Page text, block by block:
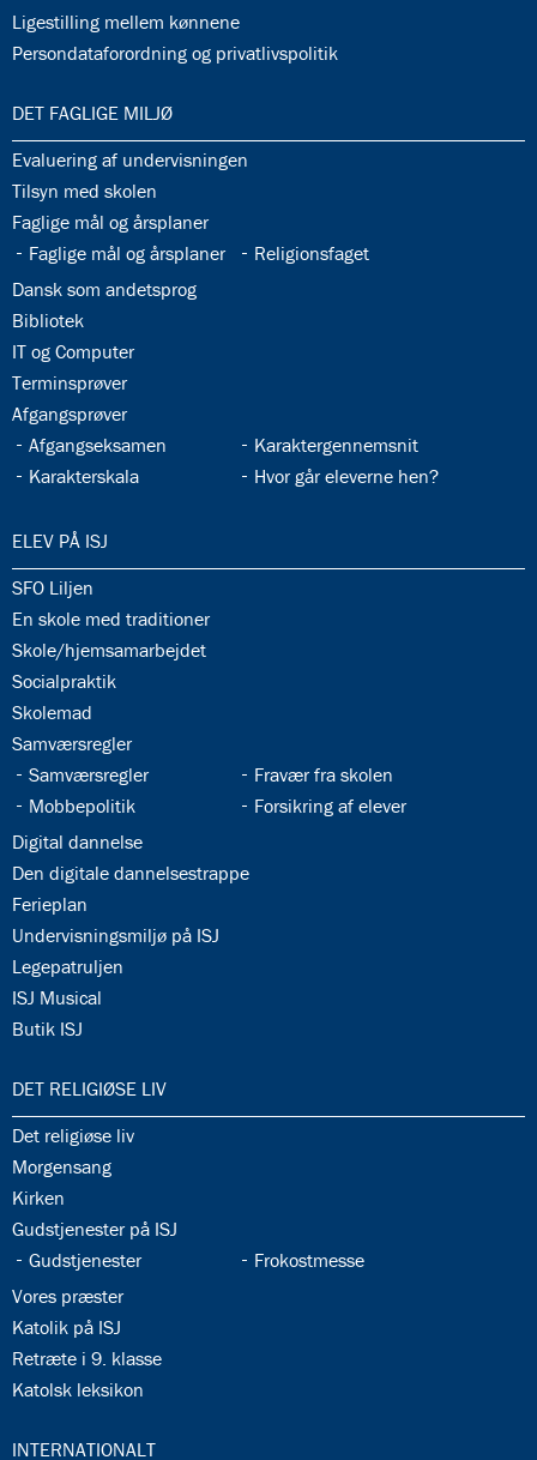
32.36:
Ligestilling mellem kønnene
32.37:
Persondataforordning og privatlivspolitik
33.0:
DET FAGLIGE MILJØ
33.1:
Evaluering af undervisningen
33.2:
Tilsyn med skolen
33.3:
Faglige mål og årsplaner
33.4:
Faglige mål og årsplaner 33.5:
Religionsfaget
33.6:
Dansk som andetsprog
33.7:
Bibliotek
33.8:
IT og Computer
33.9:
Terminsprøver
33.10:
Afgangsprøver
33.11:
Afgangseksamen 33.12:
Karaktergennemsnit
33.13:
Karakterskala 33.14:
Hvor går eleverne hen?
34.0:
ELEV PÅ ISJ
34.1:
SFO Liljen
34.2:
En skole med traditioner
34.3:
Skole/hjemsamarbejdet
34.4:
Socialpraktik
34.5:
Skolemad
34.6:
Samværsregler
34.7:
Samværsregler 34.8:
Fravær fra skolen
34.9:
Mobbepolitik 34.10:
Forsikring af elever
34.11:
Digital dannelse
34.12:
Den digitale dannelsestrappe
34.13:
Ferieplan
34.14:
Undervisningsmiljø på ISJ
34.15:
Legepatruljen
34.16:
ISJ Musical
34.17:
Butik ISJ
35.0:
DET RELIGIØSE LIV
35.1:
Det religiøse liv
35.2:
Morgensang
35.3:
Kirken
35.4:
Gudstjenester på ISJ
35.5:
Gudstjenester 35.6:
Frokostmesse
35.7:
Vores præster
35.8:
Katolik på ISJ
35.9:
Retræte i 9. klasse
35.10:
Katolsk leksikon
36.0:
INTERNATIONALT